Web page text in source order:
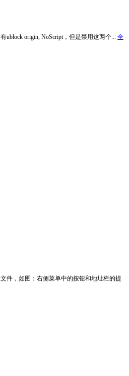
ublock origin, NoScript，但是禁用这两个... 全
件，如图：右侧菜单中的按钮和地址栏的提